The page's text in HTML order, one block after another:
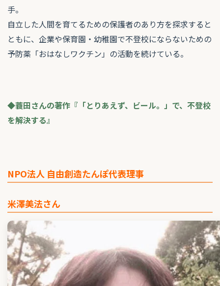
手。
自立した人間を育てるための保護者のあり方を探求すると
ともに、企業や保育園・幼稚園で不登校にならないための
予防薬「おはなしワクチン」の活動を続けている。
◆蓑田さんの著作『「とりあえず、ビール。」で、不登校
を解決する』
NPO法人 自由創造たんぽ代表理事
米澤美法さん